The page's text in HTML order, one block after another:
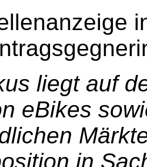
liegt auf
eBikes
in